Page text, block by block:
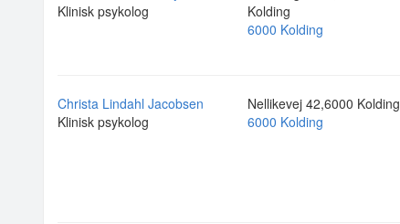
Klinisk psykolog
Kolding
6000 Kolding
Christa Lindahl Jacobsen
Klinisk psykolog
Nellikevej 42,6000 Kolding
6000 Kolding